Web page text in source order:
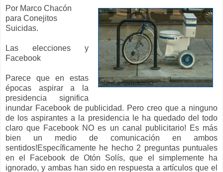
Por Marco Chacón
para Conejitos
Suicidas.
Las elecciones y
Facebook
Parece que en estas
épocas aspirar a la
presidencia significa
inundar Facebook de publicidad. Pero creo que a ninguno
de los aspirantes a la presidencia le ha quedado del todo
claro que Facebook NO es un canal publicitario! Es más
bien un medio de comunicación en ambos
sentidos!Específicamente he hecho 2 preguntas puntuales
en el Facebook de Otón Solís, que el simplemente ha
ignorado, y ambas han sido en respuesta a artículos que el